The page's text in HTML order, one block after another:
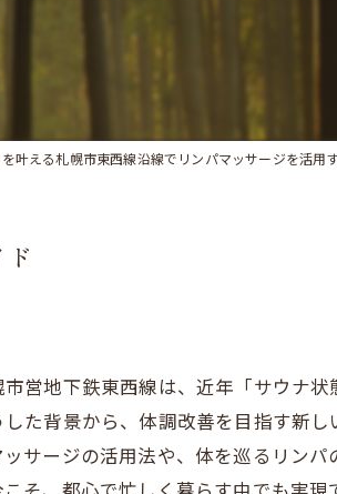
叶える札幌市東西線沿線でリンパマッサージを活用
ド
営地下鉄東西線は、近年「サウナ状
た背景から、体調改善を目指す新し
サージの活用法や、体を巡るリンパ